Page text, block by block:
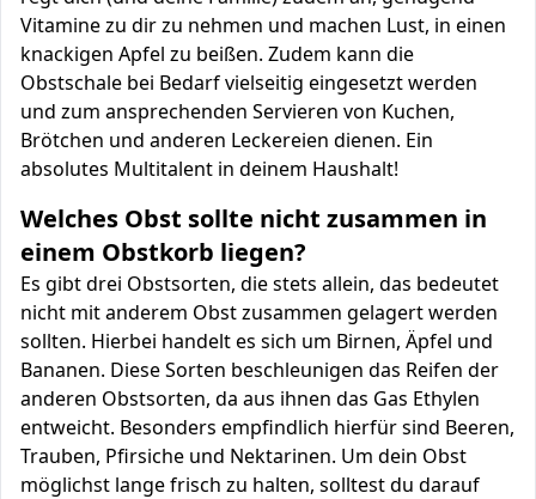
Vitamine zu dir zu nehmen und machen Lust, in einen
knackigen Apfel zu beißen. Zudem kann die
Obstschale bei Bedarf vielseitig eingesetzt werden
und zum ansprechenden Servieren von Kuchen,
Brötchen und anderen Leckereien dienen. Ein
absolutes Multitalent in deinem Haushalt!
Welches Obst sollte nicht zusammen in
einem Obstkorb liegen?
Es gibt drei Obstsorten, die stets allein, das bedeutet
nicht mit anderem Obst zusammen gelagert werden
sollten. Hierbei handelt es sich um Birnen, Äpfel und
Bananen. Diese Sorten beschleunigen das Reifen der
anderen Obstsorten, da aus ihnen das Gas Ethylen
entweicht. Besonders empfindlich hierfür sind Beeren,
Trauben, Pfirsiche und Nektarinen. Um dein Obst
möglichst lange frisch zu halten, solltest du darauf